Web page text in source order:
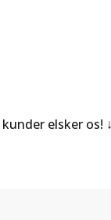
elsker os!